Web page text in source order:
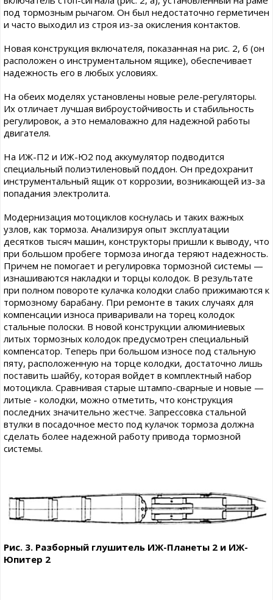
под тормозным рычагом. Он был недостаточно герметичен
и часто выходил из строя из-за окисления контактов.
Новая конструкция включателя, показанная на рис. 2, б (он
расположен о инструментальном ящике), обеспечивает
надежность его в любых условиях.
На обеих моделях установлены новые реле-регуляторы.
Их отличает лучшая виброустойчивость и стабильность
регулировок, а это немаловажно для надежной работы
двигателя.
На ИЖ-П2 и ИЖ-Ю2 под аккумулятор подводится
специальный полиэтиленовый поддон. Он предохранит
инструментальный ящик от коррозии, возникающей из-за
попадания электролита.
Модернизация мотоциклов коснулась и таких важных
узлов, как тормоза. Анализируя опыт эксплуатации
десятков тысяч машин, конструкторы пришли к выводу, что
при большом пробеге тормоза иногда теряют надежность.
Причем не помогает и регулировка тормозной системы —
изнашиваются накладки и торцы колодок. В результате
при полном повороте кулачка колодки слабо прижимаются к
тормозному барабану. При ремонте в таких случаях для
компенсации износа приваривали на торец колодок
стальные полоски. В новой конструкции алюминиевых
литых тормозных колодок предусмотрен специальный
компенсатор. Теперь при большом износе под стальную
пяту, расположенную на торце колодки, достаточно лишь
поставить шайбу, которая войдет в комплектный набор
мотоцикла. Сравнивая старые штампо-сварные и новые —
литые - колодки, можно отметить, что конструкция
последних значительно жестче. Запрессовка стальной
втулки в посадочное место под кулачок тормоза должна
сделать более надежной работу привода тормозной
системы.
Рис. 3. Разборный глушитель ИЖ-Планеты 2 и ИЖ-
Юпитер 2